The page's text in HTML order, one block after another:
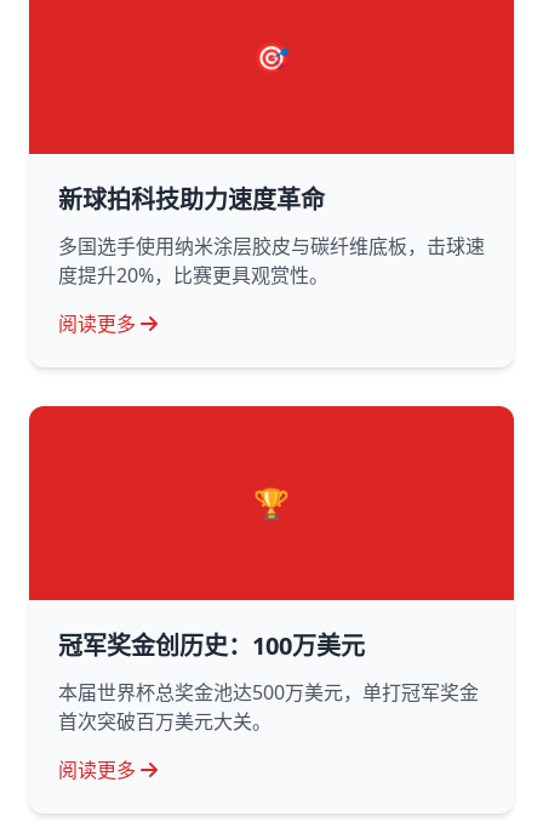
🎯
新球拍科技助力速度革命
多国选手使用纳米涂层胶皮与碳纤维底板，击球速
度提升20%，比赛更具观赏性。
阅读更多
🏆
冠军奖金创历史：100万美元
本届世界杯总奖金池达500万美元，单打冠军奖金
首次突破百万美元大关。
阅读更多